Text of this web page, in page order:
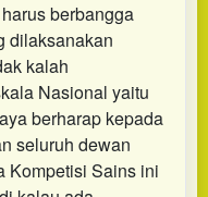
berbangga
dilaksanakan
kalah
Nasional yaitu
berharap kepada
seluruh dewan
Kompetisi Sains ini